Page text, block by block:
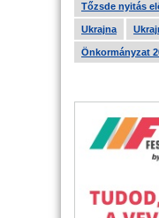
Tőzsde nyitás
Ukrajna
Önkormányzat